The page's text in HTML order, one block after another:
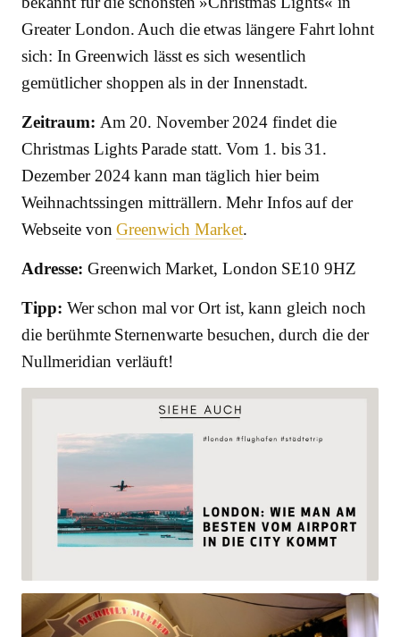
Greater London. Auch die etwas längere Fahrt lohnt
sich: In Greenwich lässt es sich wesentlich
gemütlicher shoppen als in der Innenstadt.
Zeitraum: Am 20. November 2024 findet die
Christmas Lights Parade statt. Vom 1. bis 31.
Dezember 2024 kann man täglich hier beim
Weihnachtssingen mitträllern. Mehr Infos auf der
Webseite vonGreenwich Market.
Adresse: Greenwich Market, London SE10 9HZ
Tipp: Wer schon mal vor Ort ist, kann gleich noch
die berühmte Sternenwarte besuchen, durch die der
Nullmeridian verläuft!